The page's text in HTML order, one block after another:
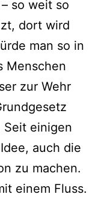
so weit so
dort wird
man so in
Menschen
zur Wehr
Seit einigen
auch die
zu machen.
einem Fluss.